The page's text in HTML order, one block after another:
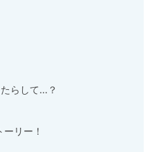
らして…？
リー！